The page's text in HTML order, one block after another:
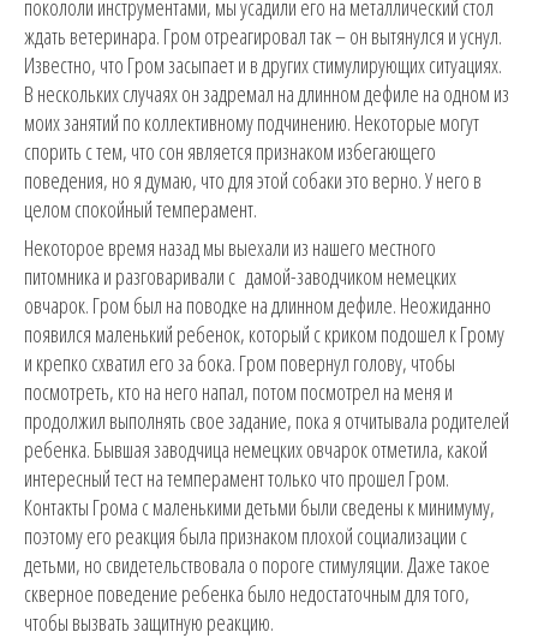
покололи инструментами, мы усадили его на металлический стол
ждать ветеринара. Гром отреагировал так – он вытянулся и уснул.
Известно, что Гром засыпает и в других стимулирующих ситуациях.
В нескольких случаях он задремал на длинном дефиле на одном из
моих занятий по коллективному подчинению. Некоторые могут
спорить с тем, что сон является признаком избегающего
поведения, но я думаю, что для этой собаки это верно. У него в
целом спокойный темперамент.
Некоторое время назад мы выехали из нашего местного
питомника и разговаривали с дамой-заводчиком немецких
овчарок. Гром был на поводке на длинном дефиле. Неожиданно
появился маленький ребенок, который с криком подошел к Грому
и крепко схватил его за бока. Гром повернул голову, чтобы
посмотреть, кто на него напал, потом посмотрел на меня и
продолжил выполнять свое задание, пока я отчитывала родителей
ребенка. Бывшая заводчица немецких овчарок отметила, какой
интересный тест на темперамент только что прошел Гром.
Контакты Грома с маленькими детьми были сведены к минимуму,
поэтому его реакция была признаком плохой социализации с
детьми, но свидетельствовала о пороге стимуляции. Даже такое
скверное поведение ребенка было недостаточным для того,
чтобы вызвать защитную реакцию.